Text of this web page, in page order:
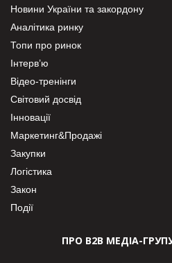
Новини України та закордону
Аналітика ринку
Топи про ринок
Інтерв’ю
Відео-тренінги
Світовий досвід
Інновації
Маркетинг&Продажі
Закупки
Логістика
Закон
Події
ПРО В2В МЕДІА-ГРУПУ